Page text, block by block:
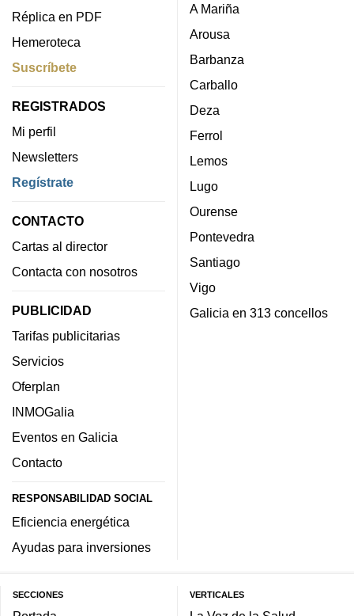
Réplica en PDF
Hemeroteca
Suscríbete
REGISTRADOS
Mi perfil
Newsletters
Regístrate
CONTACTO
Cartas al director
Contacta con nosotros
PUBLICIDAD
Tarifas publicitarias
Servicios
Oferplan
INMOGalia
Eventos en Galicia
Contacto
RESPONSABILIDAD SOCIAL
Eficiencia energética
Ayudas para inversiones
A Mariña
Arousa
Barbanza
Carballo
Deza
Ferrol
Lemos
Lugo
Ourense
Pontevedra
Santiago
Vigo
Galicia en 313 concellos
SECCIONES VERTICALES